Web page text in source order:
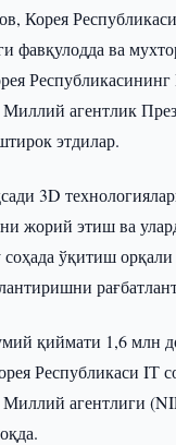
Корея
фавқулодда ва
Республикасининг
агентлик
этдилар.
3D
жорий этиш ва
ўқитиш
қиймати 1,6 млн
Республикаси IТ
агентлиги